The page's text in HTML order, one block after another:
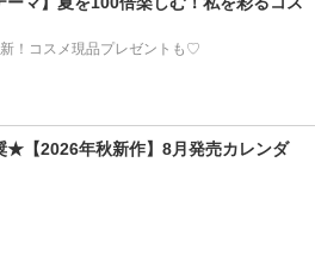
！コスメ現品プレゼントも♡
【2026年秋新作】8月発売カレンダ